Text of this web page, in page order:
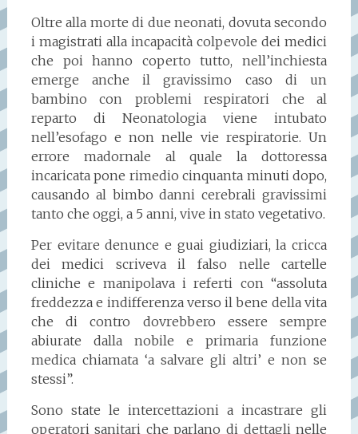
Oltre alla morte di due neonati, dovuta secondo
i magistrati alla incapacità colpevole dei medici
che poi hanno coperto tutto, nell’inchiesta
emerge anche il gravissimo caso di un
bambino con problemi respiratori che al
reparto di Neonatologia viene intubato
nell’esofago e non nelle vie respiratorie. Un
errore madornale al quale la dottoressa
incaricata pone rimedio cinquanta minuti dopo,
causando al bimbo danni cerebrali gravissimi
tanto che oggi, a 5 anni, vive in stato vegetativo.
Per evitare denunce e guai giudiziari, la cricca
dei medici scriveva il falso nelle cartelle
cliniche e manipolava i referti con “assoluta
freddezza e indifferenza verso il bene della vita
che di contro dovrebbero essere sempre
abiurate dalla nobile e primaria funzione
medica chiamata ‘a salvare gli altri’ e non se
stessi”.
Sono state le intercettazioni a incastrare gli
operatori sanitari che parlano di dettagli nelle